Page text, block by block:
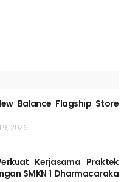
Balance Flagship Store
2026
Kerjasama Praktek
SMKN 1 Dharmacaraka